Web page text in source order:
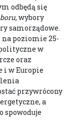
odbędą się
, wybory
samorządowe.
na poziomie 25-
w
oraz
i w Europie
przywrócony
a
spowoduje